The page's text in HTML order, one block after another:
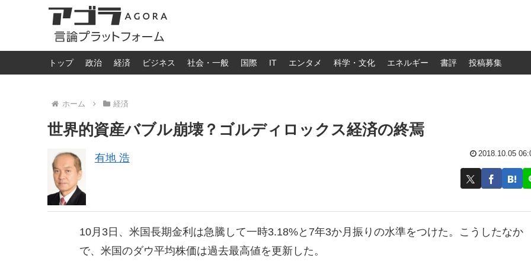
トップ 政治 経済 ビジネス 社会・一般 国際 IT エンタメ 科学・文化 エネルギー 書評 投稿募集
ホーム 経済
世界的資産バブル崩壊？ゴルディロックス経済の終焉
有地 浩 2018.10.05
10月3日、米国長期金利は急騰して一時3.18%と7年3か月振りの水準をつけた。こうしたなか
で、米国のダウ平均株価は過去最高値を更新した。